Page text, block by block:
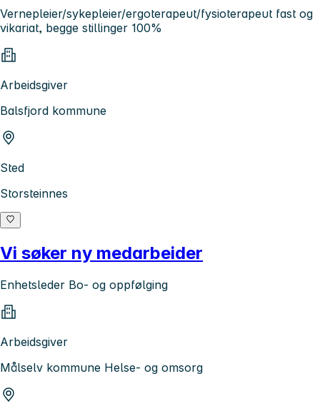
Vernepleier/sykepleier/ergoterapeut/fysioterapeut fast og
vikariat, begge stillinger 100%
Arbeidsgiver
Balsfjord kommune
Sted
Storsteinnes
Vi søker ny medarbeider
Enhetsleder Bo- og oppfølging
Arbeidsgiver
Målselv kommune Helse- og omsorg